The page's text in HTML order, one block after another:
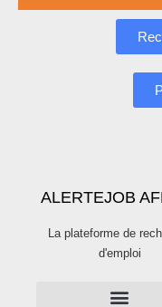
ALERTEJOB
La plateforme de
d'emploi